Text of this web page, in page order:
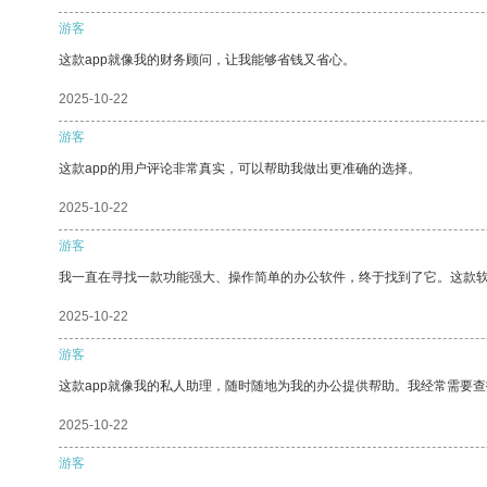
游客
这款app就像我的财务顾问，让我能够省钱又省心。
2025-10-22
游客
这款app的用户评论非常真实，可以帮助我做出更准确的选择。
2025-10-22
游客
我一直在寻找一款功能强大、操作简单的办公软件，终于找到了它。这
2025-10-22
游客
这款app就像我的私人助理，随时随地为我的办公提供帮助。我经常需要
2025-10-22
游客